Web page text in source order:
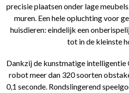
precisie plaatsen onder lage
muren. Een hele opluchting voor
huisdieren: eindelijk een
tot in de kleinste
Dankzij de kunstmatige intelligentie
robot meer dan 320 soorten
0,1 seconde. Rondslingerend